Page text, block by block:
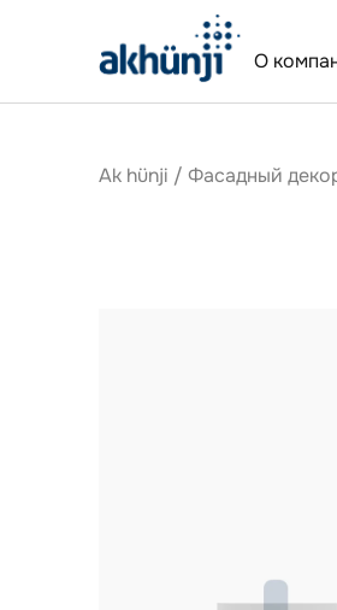
О
Ak hünji / Фасадный